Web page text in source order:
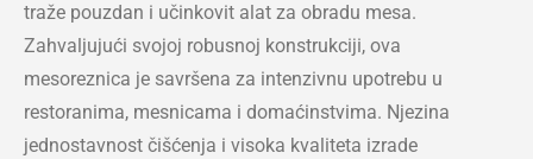
traže pouzdan i učinkovit alat za obradu mesa.
Zahvaljujući svojoj robusnoj konstrukciji, ova
mesoreznica je savršena za intenzivnu upotrebu u
restoranima, mesnicama i domaćinstvima. Njezina
jednostavnost čišćenja i visoka kvaliteta izrade